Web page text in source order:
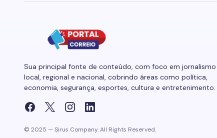
Sua principal fonte de conteúdo, com foco em jornalismo
local, regional e nacional, cobrindo áreas como política,
economia, segurança, esportes, cultura e entretenimento.
© 2025 — Sirus Company. All Rights Reserved.